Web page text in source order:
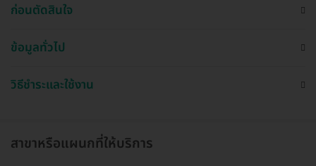
ก่อนตัดสินใจ
ข้อมูลทั่วไป
วิธีชำระและใช้งาน
สาขาหรือแผนกที่ให้บริการ